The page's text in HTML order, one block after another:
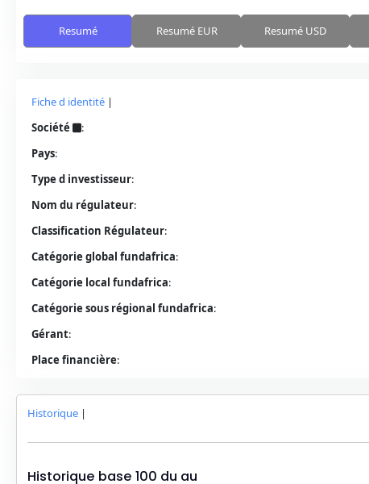
Resumé Resumé EUR Resumé USD
Fiche d identité |
Société
:
Pays:
Type d investisseur:
Nom du régulateur:
Classification Régulateur:
Catégorie global fundafrica:
Catégorie local fundafrica:
Catégorie sous régional fundafrica:
Gérant:
Place financière:
Historique |
Historique base 100 du au